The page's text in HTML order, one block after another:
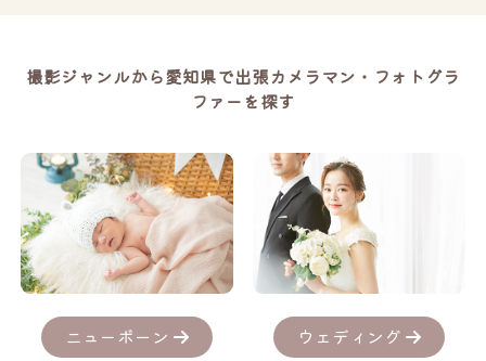
撮影ジャンルから愛知県で出張カメラマン・フォトグラ
ファーを探す
ニューボーン ウェディング